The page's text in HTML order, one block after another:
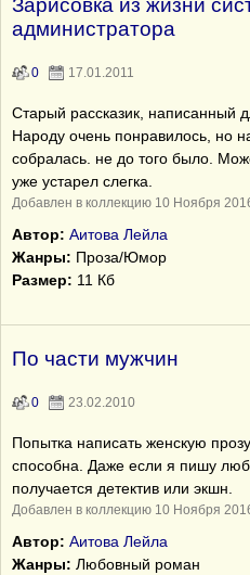
Зарисовка из жизни
администратора
0 17.01.2011
Старый рассказик, написанный
Народу очень понравилось, но
собралась. не до того было.
уже устарел слегка.
Добавлен в коллекцию 10 Ноября
Автор: Аитова Лейла
Жанры: Проза/Юмор
Размер: 11 Кб
По части мужчин
0 23.02.2010
Попытка написать женскую
способна. Даже если я пишу
получается детектив или экшн.
Добавлен в коллекцию 10 Ноября
Автор: Аитова Лейла
Жанры: Любовный роман